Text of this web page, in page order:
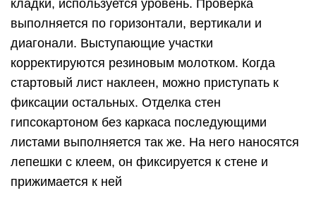
кладки, используется уровень. Проверка
выполняется по горизонтали, вертикали и
диагонали. Выступающие участки
корректируются резиновым молотком. Когда
стартовый лист наклеен, можно приступать к
фиксации остальных. Отделка стен
гипсокартоном без каркаса последующими
листами выполняется так же. На него наносятся
лепешки с клеем, он фиксируется к стене и
прижимается к ней